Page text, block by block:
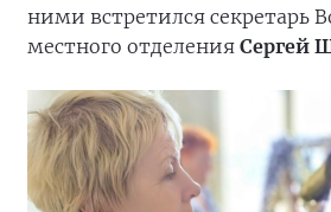
ними встретился секретарь
местного отделения Сергей